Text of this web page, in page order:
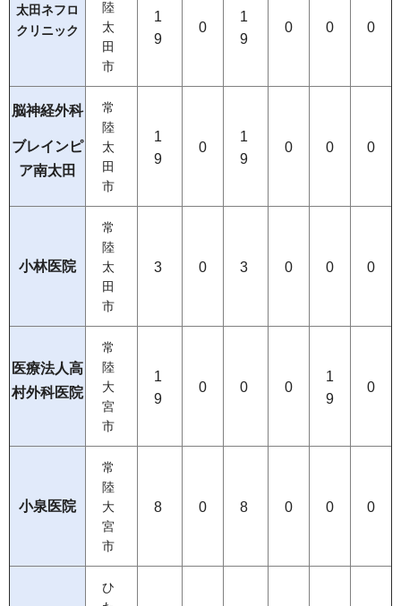
太田ネフロ
クリニック
陸
太
田
市
1
9
0
1
9
0 0 0
脳神経外科
ブレインピ
ア南太田
常
陸
太
田
市
1
9
0
1
9
0 0 0
小林医院
常
陸
太
田
市
3 0 3 0 0 0
医療法人高
村外科医院
常
陸
大
宮
市
1
9
0 0 0
1
9
0
小泉医院
常
陸
大
宮
市
8 0 8 0 0 0
ひ